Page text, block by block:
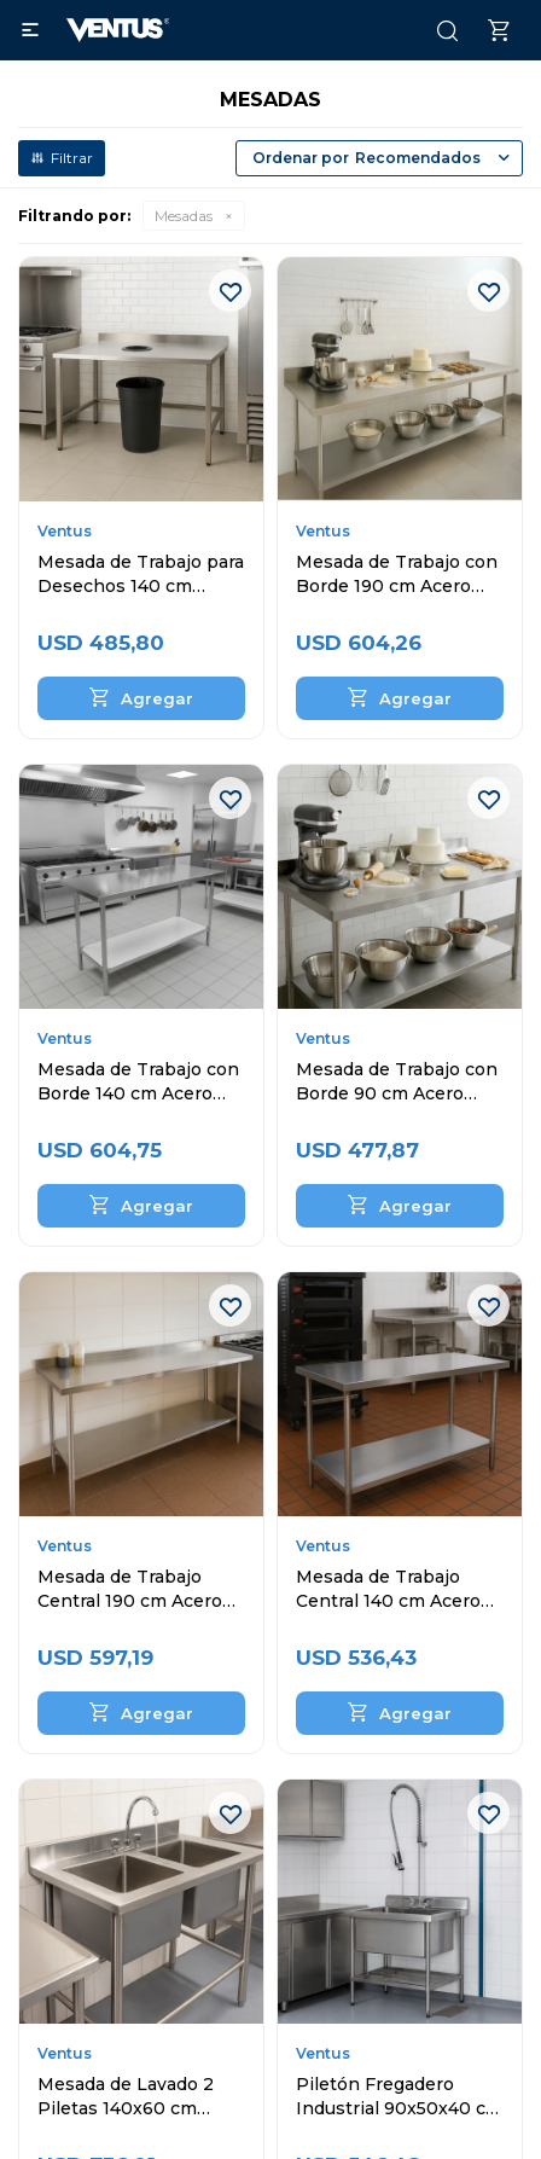

MESADAS
Recomendados
Filtrando por: Mesadas
Ventus
Mesada de Trabajo para
Desechos 140 cm
USD 485,80
Ventus
Mesada de Trabajo con
Borde 190 cm Acero
USD 604,26
Ventus
Mesada de Trabajo con
Borde 140 cm Acero
USD 604,75
Ventus
Mesada de Trabajo con
Borde 90 cm Acero
USD 477,87
Ventus
Mesada de Trabajo
Central 190 cm Acero
USD 597,19
Ventus
Mesada de Trabajo
Central 140 cm Acero
USD 536,43
Ventus
Mesada de Lavado 2
Piletas 140x60 cm
Ventus
Piletón Fregadero
Industrial 90x50x40 cm